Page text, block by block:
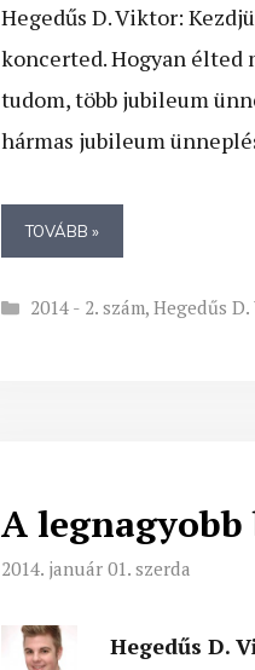
Hegedűs D. Viktor:
koncerted. Hogyan élted
tudom, több jubileum
hármas jubileum
TOVÁBB »
Kategória
2014 - 2. szám,Hegedűs
A
2014. január 01. szerda
Hegedűs D.